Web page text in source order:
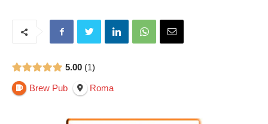
5.00 1
Brew Pub Roma